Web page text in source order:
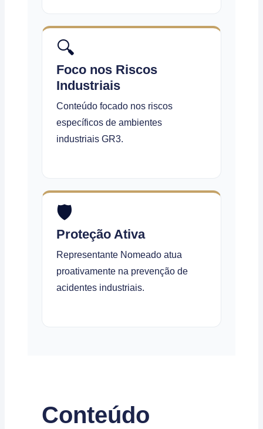
🔍
Foco nos Riscos
Industriais
Conteúdo focado nos riscos
específicos de ambientes
industriais GR3.
🛡️
Proteção Ativa
Representante Nomeado atua
proativamente na prevenção de
acidentes industriais.
Conteúdo